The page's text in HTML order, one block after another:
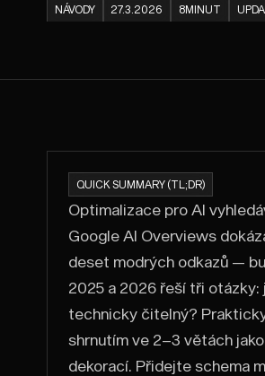
NÁVODY 27.3.2026 8MINUT
QUICK SUMMARY (TL;DR)
Optimalizace pro AI
Google AI Overviews
deset modrých odkazů —
2025 a 2026 řeší tři otázky:
technicky čitelný?
shrnutím ve 2–3 větách
dekorací. Přidejte schema